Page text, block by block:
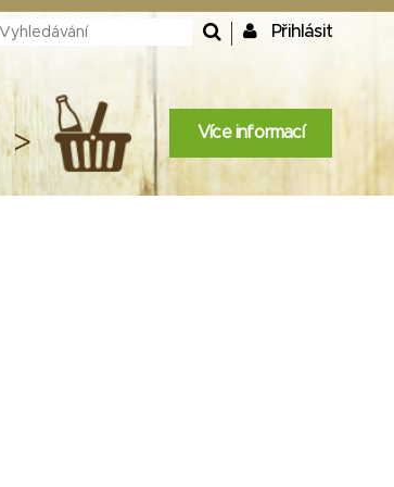
Přihlásit
> Více informací